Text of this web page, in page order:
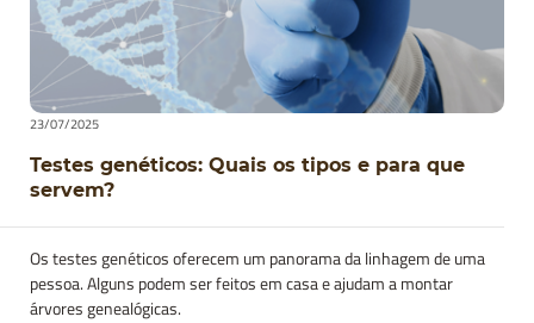
23/07/2025
Testes genéticos: Quais os tipos e para que
servem?
Os testes genéticos oferecem um panorama da linhagem de uma
pessoa. Alguns podem ser feitos em casa e ajudam a montar
árvores genealógicas.